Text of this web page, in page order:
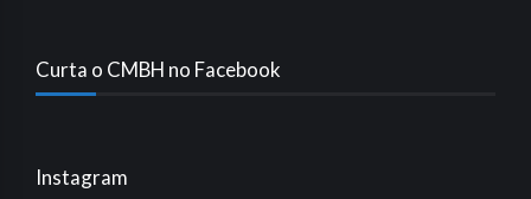
Curta o CMBH no Facebook
Instagram